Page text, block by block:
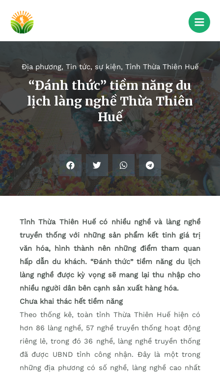
Địa phương, Tin tức, sự kiện, Tỉnh Thừa Thiên Huế
“Đánh thức” tiềm năng du
lịch làng nghề Thừa Thiên
Huế
Tỉnh Thừa Thiên Huế có nhiều nghề và làng nghề
truyền thống với những sản phẩm kết tinh giá trị
văn hóa, hình thành nên những điểm tham quan
hấp dẫn du khách. “Đánh thức” tiềm năng du lịch
làng nghề được kỳ vọng sẽ mang lại thu nhập cho
nhiều người dân bên cạnh sản xuất hàng hóa.
Chưa khai thác hết tiềm năng
Theo thống kê, toàn tỉnh Thừa Thiên Huế hiện có
hơn 86 làng nghề, 57 nghề truyền thống hoạt động
riêng lẻ, trong đó 36 nghề, làng nghề truyền thống
đã được UBND tỉnh công nhận. Đây là một trong
những địa phương có số nghề, làng nghề cao nhất